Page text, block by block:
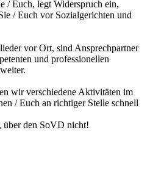
/ Euch, legt Widerspruch ein,
/ Euch vor Sozialgerichten und
vor Ort, sind Ansprechpartner
und professionellen
wir verschiedene Aktivitäten im
/ Euch an richtiger Stelle schnell
über den SoVD nicht!